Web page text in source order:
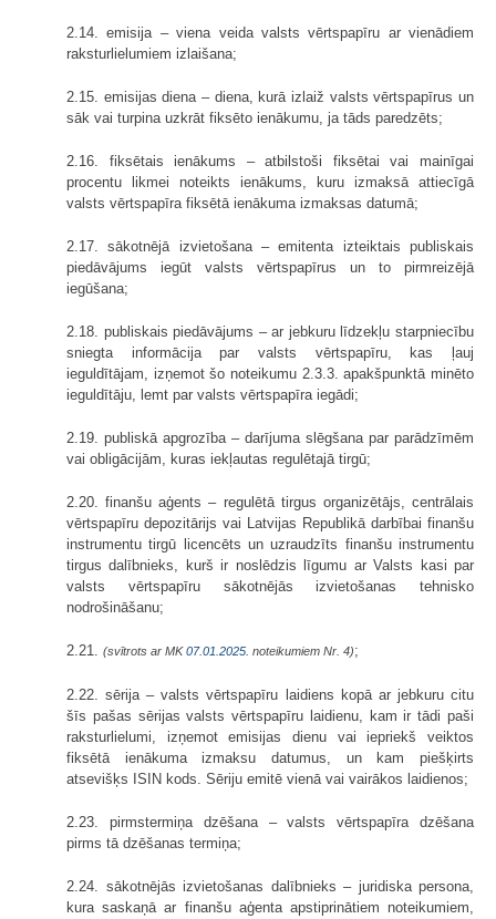
2.14. emisija – viena veida valsts vērtspapīru ar vienādiem
raksturlielumiem izlaišana;
2.15. emisijas diena – diena, kurā izlaiž valsts vērtspapīrus un
sāk vai turpina uzkrāt fiksēto ienākumu, ja tāds paredzēts;
2.16. fiksētais ienākums – atbilstoši fiksētai vai mainīgai
procentu likmei noteikts ienākums, kuru izmaksā attiecīgā
valsts vērtspapīra fiksētā ienākuma izmaksas datumā;
2.17. sākotnējā izvietošana – emitenta izteiktais publiskais
piedāvājums iegūt valsts vērtspapīrus un to pirmreizējā
iegūšana;
2.18. publiskais piedāvājums – ar jebkuru līdzekļu starpniecību
sniegta informācija par valsts vērtspapīru, kas ļauj
ieguldītājam, izņemot šo noteikumu 2.3.3. apakšpunktā minēto
ieguldītāju, lemt par valsts vērtspapīra iegādi;
2.19. publiskā apgrozība – darījuma slēgšana par parādzīmēm
vai obligācijām, kuras iekļautas regulētajā tirgū;
2.20. finanšu aģents – regulētā tirgus organizētājs, centrālais
vērtspapīru depozitārijs vai Latvijas Republikā darbībai finanšu
instrumentu tirgū licencēts un uzraudzīts finanšu instrumentu
tirgus dalībnieks, kurš ir noslēdzis līgumu ar Valsts kasi par
valsts vērtspapīru sākotnējās izvietošanas tehnisko
nodrošināšanu;
2.21. (svītrots ar MK07.01.2025. noteikumiem Nr. 4);
2.22. sērija – valsts vērtspapīru laidiens kopā ar jebkuru citu
šīs pašas sērijas valsts vērtspapīru laidienu, kam ir tādi paši
raksturlielumi, izņemot emisijas dienu vai iepriekš veiktos
fiksētā ienākuma izmaksu datumus, un kam piešķirts
atsevišķs ISIN kods. Sēriju emitē vienā vai vairākos laidienos;
2.23. pirmstermiņa dzēšana – valsts vērtspapīra dzēšana
pirms tā dzēšanas termiņa;
2.24. sākotnējās izvietošanas dalībnieks – juridiska persona,
kura saskaņā ar finanšu aģenta apstiprinātiem noteikumiem,